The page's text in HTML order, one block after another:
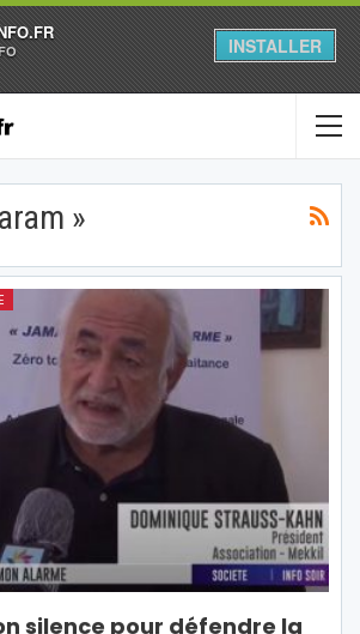
INSTALLER
»
silence pour défendre la